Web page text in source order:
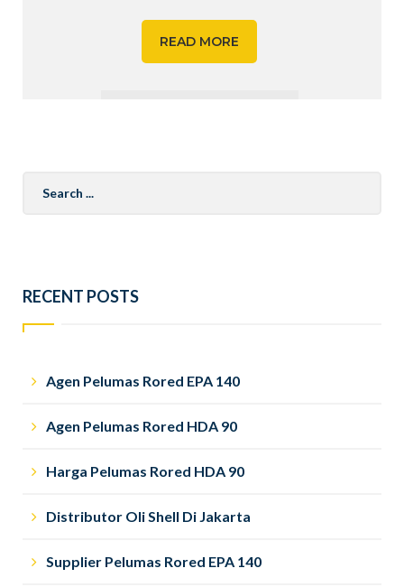
READ MORE
for:
RECENT POSTS
Agen Pelumas Rored EPA 140
Agen Pelumas Rored HDA 90
Harga Pelumas Rored HDA 90
Distributor Oli Shell Di Jakarta
Supplier Pelumas Rored EPA 140